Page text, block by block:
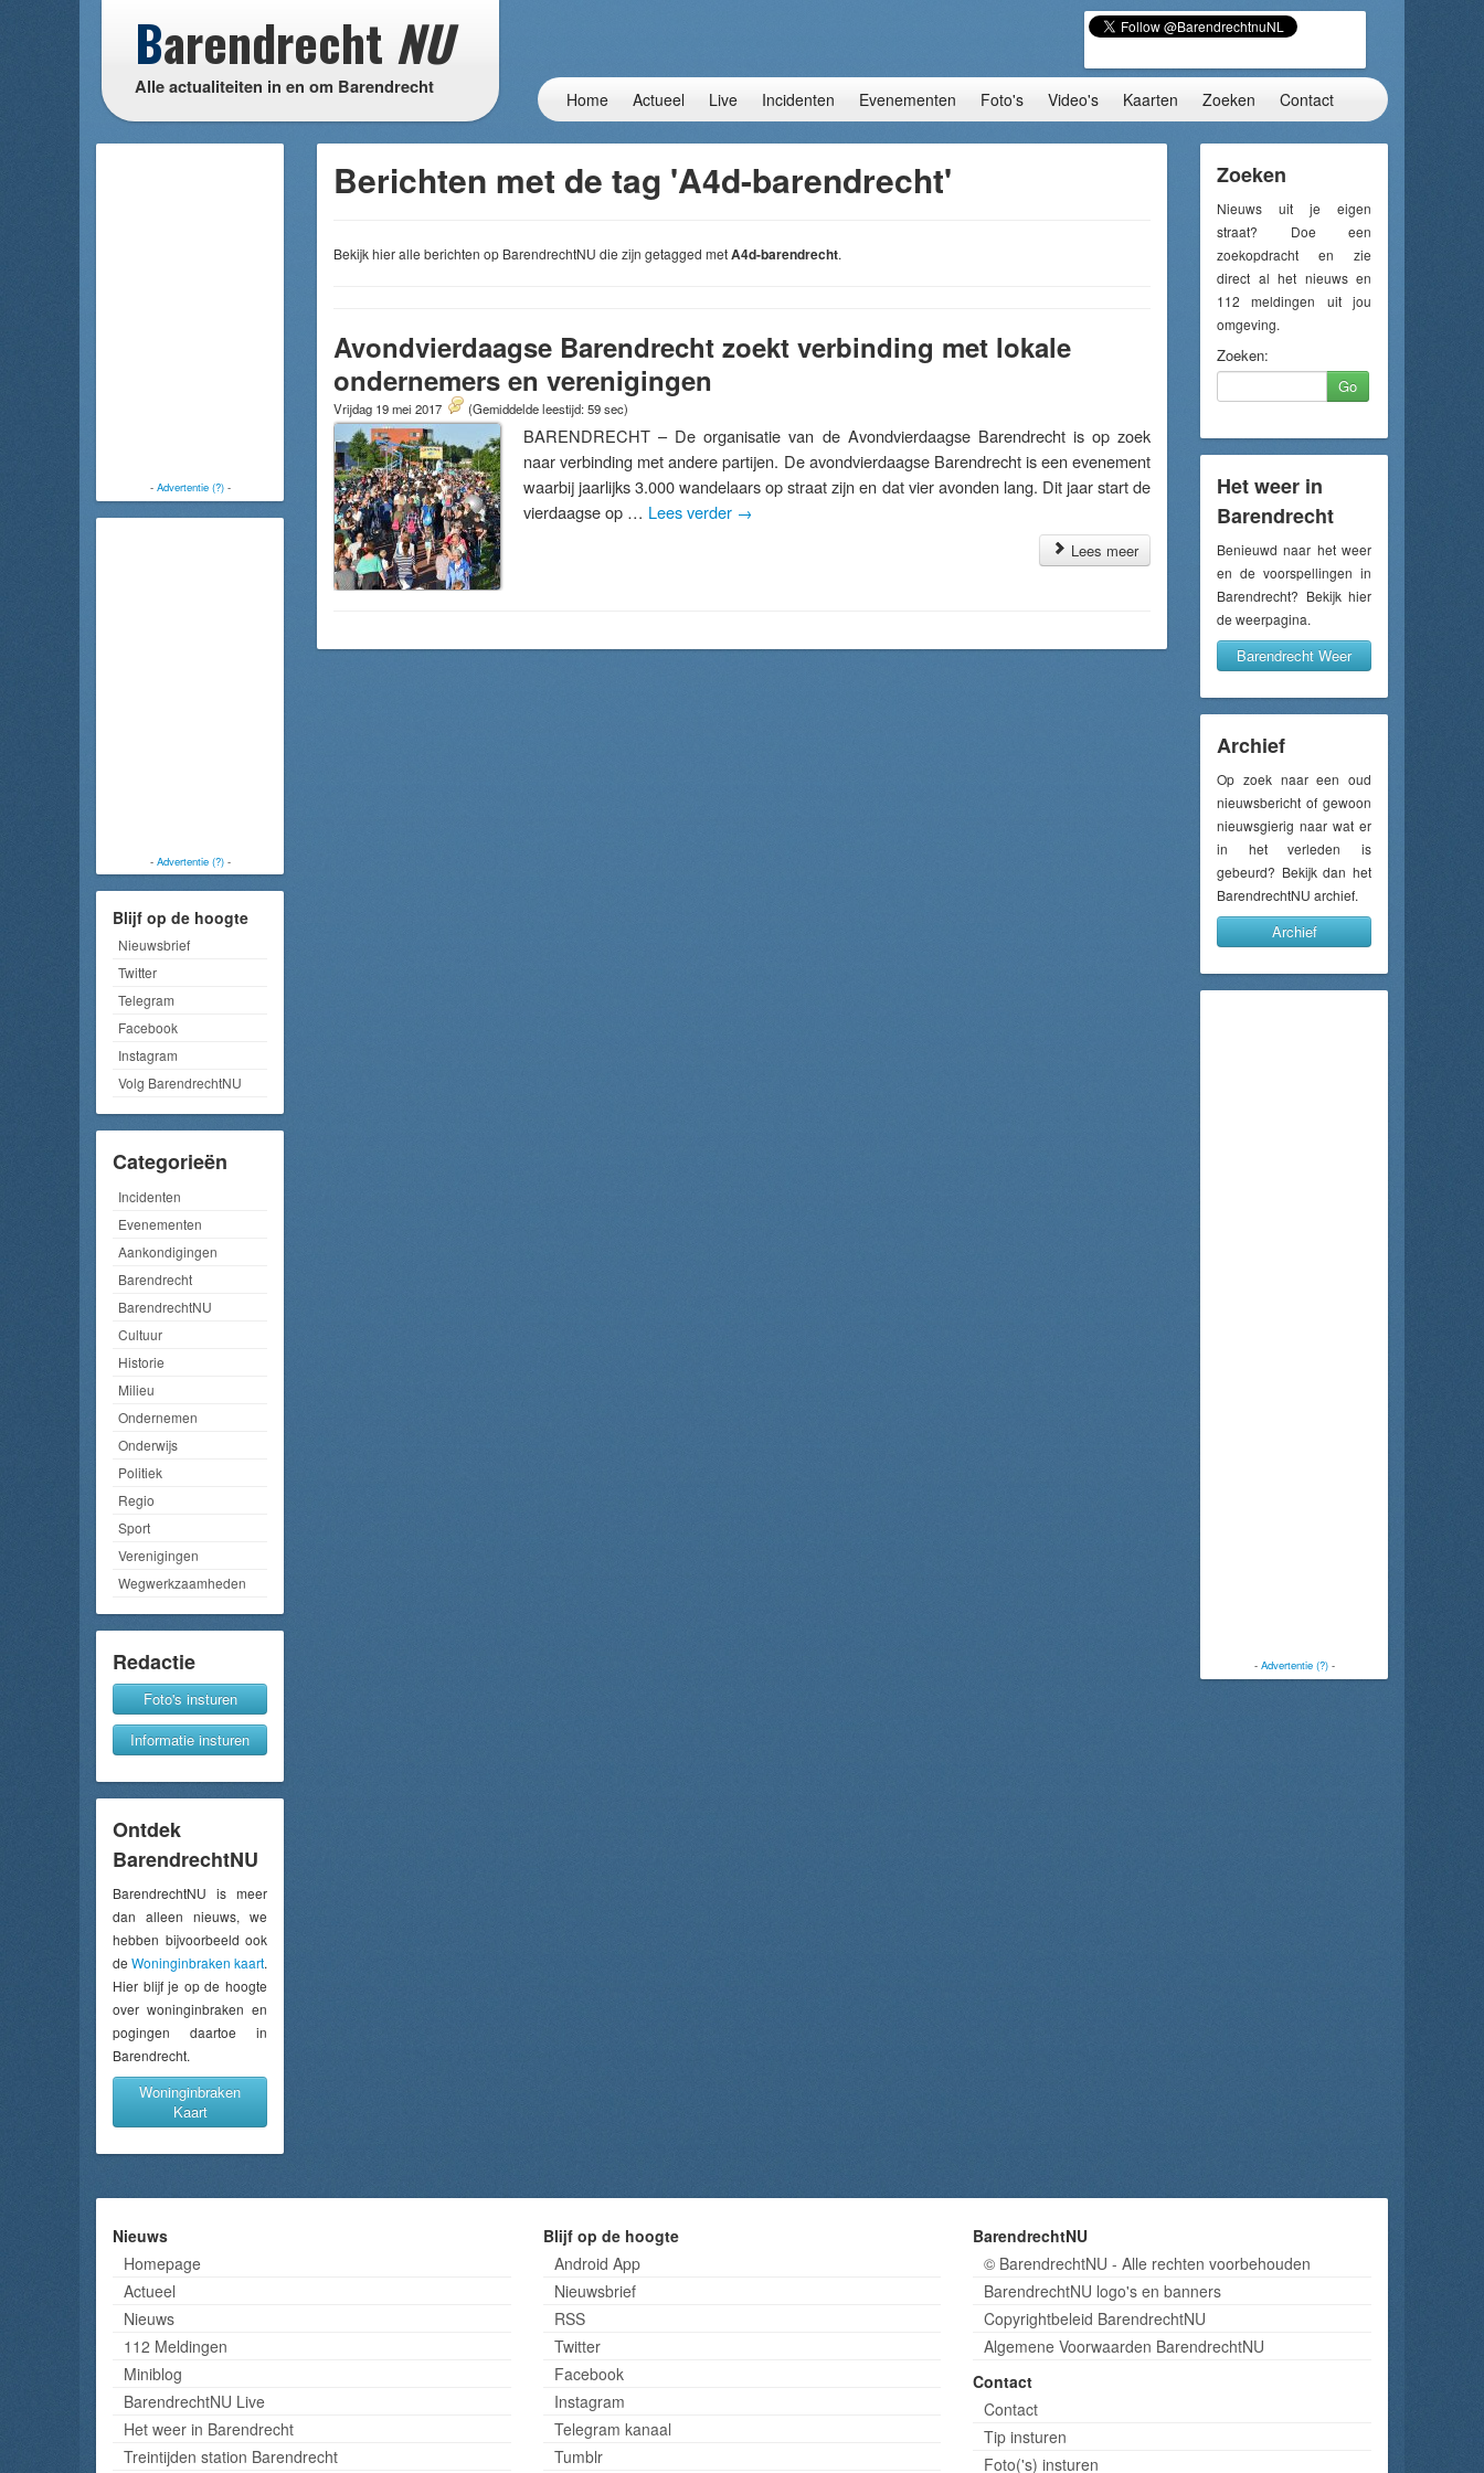
Barendrecht NU
Alle actualiteiten in en om Barendrecht
Home Actueel Live Incidenten Evenementen Foto's Video's Kaarten Zoeken Contact
- Advertentie (?)-
- Advertentie (?)-
Blijf op de hoogte
Nieuwsbrief
Twitter
Telegram
Facebook
Instagram
Volg BarendrechtNU
Categorieën
Incidenten
Evenementen
Aankondigingen
Barendrecht
BarendrechtNU
Cultuur
Historie
Milieu
Ondernemen
Onderwijs
Politiek
Regio
Sport
Verenigingen
Wegwerkzaamheden
Redactie
Foto's insturen
Informatie insturen
Ontdek
BarendrechtNU
BarendrechtNU is meer
dan alleen nieuws, we
hebben bijvoorbeeld ook
de Woninginbraken kaart.
Hier blijf je op de hoogte
over woninginbraken en
pogingen daartoe in
Barendrecht.
Woninginbraken
Kaart
Berichten met de tag 'A4d-barendrecht'
Bekijk hier alle berichten op BarendrechtNU die zijn getagged metA4d-barendrecht.
Avondvierdaagse Barendrecht zoekt verbinding met lokale
ondernemers en verenigingen
Vrijdag 19 mei 2017 (Gemiddelde leestijd: 59 sec)
BARENDRECHT – De organisatie van de Avondvierdaagse Barendrecht is op zoek
naar verbinding met andere partijen. De avondvierdaagse Barendrecht is een evenement
waarbij jaarlijks 3.000 wandelaars op straat zijn en dat vier avonden lang. Dit jaar start de
vierdaagse op … Lees verder →
Lees meer
Zoeken
Nieuws uit je eigen
straat? Doe een
zoekopdracht en zie
direct al het nieuws en
112 meldingen uit jou
omgeving.
Zoeken:
Go
Het weer in
Barendrecht
Benieuwd naar het weer
en de voorspellingen in
Barendrecht? Bekijk hier
de weerpagina.
Barendrecht Weer
Archief
Op zoek naar een oud
nieuwsbericht of gewoon
nieuwsgierig naar wat er
in het verleden is
gebeurd? Bekijk dan het
BarendrechtNU archief.
Archief
- Advertentie (?)-
Nieuws
Homepage
Actueel
Nieuws
112 Meldingen
Miniblog
BarendrechtNU Live
Het weer in Barendrecht
Treintijden station Barendrecht
Blijf op de hoogte
Android App
Nieuwsbrief
RSS
Twitter
Facebook
Instagram
Telegram kanaal
Tumblr
BarendrechtNU
© BarendrechtNU - Alle rechten voorbehouden
BarendrechtNU logo's en banners
Copyrightbeleid BarendrechtNU
Algemene Voorwaarden BarendrechtNU
Contact
Contact
Tip insturen
Foto('s) insturen